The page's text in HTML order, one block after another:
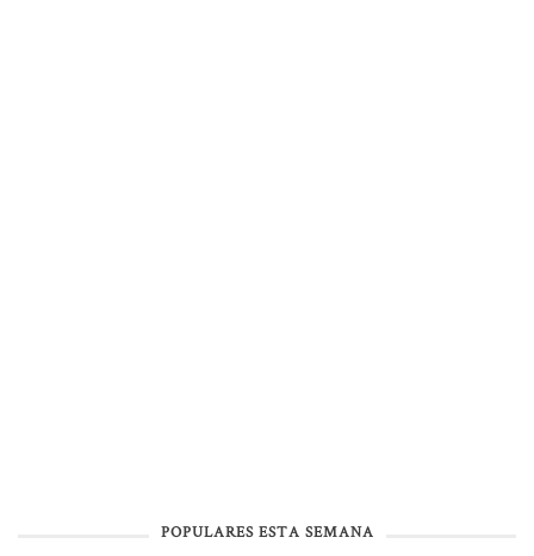
POPULARES ESTA SEMANA